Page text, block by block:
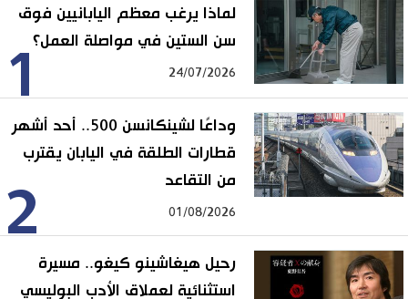
1
لماذا يرغب معظم اليابانيين فوق
سن الستين في مواصلة العمل؟
24/07/2026
2
وداعًا لشينكانسن 500.. أحد أشهر
قطارات الطلقة في اليابان يقترب
من التقاعد
01/08/2026
رحيل هيغاشينو كيغو.. مسيرة
استثنائية لعملاق الأدب البوليسي